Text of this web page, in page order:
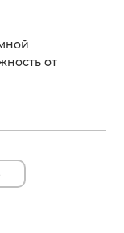
от